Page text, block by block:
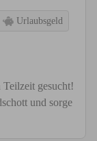
Urlaubsgeld
gesucht!
und sorge